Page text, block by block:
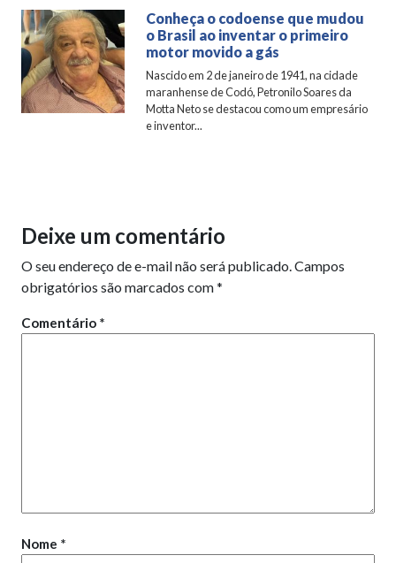
Conheça o codoense que mudou
o Brasil ao inventar o primeiro
motor movido a gás
Nascido em 2 de janeiro de 1941, na cidade
maranhense de Codó, Petronilo Soares da
Motta Neto se destacou como um empresário
e inventor...
Deixe um comentário
O seu endereço de e-mail não será publicado. Campos
obrigatórios são marcados com*
Comentário *
Nome *